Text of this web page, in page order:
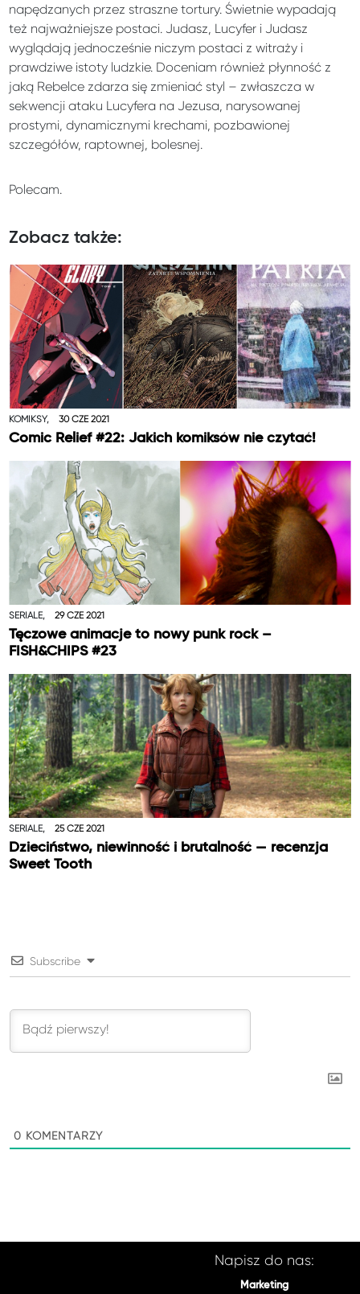
napędzanych przez straszne tortury. Świetnie wypadają
też najważniejsze postaci. Judasz, Lucyfer i Judasz
wyglądają jednocześnie niczym postaci z witraży i
prawdziwe istoty ludzkie. Doceniam również płynność z
jaką Rebelce zdarza się zmieniać styl – zwłaszcza w
sekwencji ataku Lucyfera na Jezusa, narysowanej
prostymi, dynamicznymi krechami, pozbawionej
szczegółów, raptownej, bolesnej.
Polecam.
Zobacz także:
KOMIKSY, 30 CZE 2021
Comic Relief #22: Jakich komiksów nie czytać!
SERIALE, 29 CZE 2021
Tęczowe animacje to nowy punk rock –
FISH&CHIPS #23
SERIALE, 25 CZE 2021
Dzieciństwo, niewinność i brutalność — recenzja
Sweet Tooth
Subscribe
0 KOMENTARZY
Napisz do nas:
Marketing